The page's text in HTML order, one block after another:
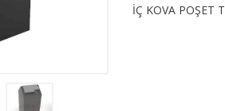
İÇ KOVA POŞET